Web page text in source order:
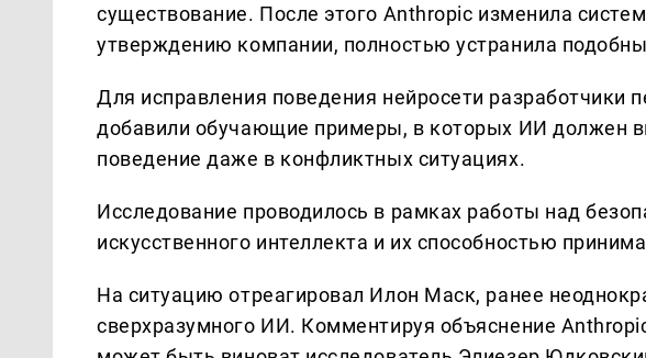
существование. После этого Anthropic изменила
утверждению компании, полностью устранила
Для исправления поведения нейросети разработчики
добавили обучающие примеры, в которых ИИ должен
поведение даже в конфликтных ситуациях.
Исследование проводилось в рамках работы над
искусственного интеллекта и их способностью
На ситуацию отреагировал Илон Маск, ранее
сверхразумного ИИ. Комментируя объяснение